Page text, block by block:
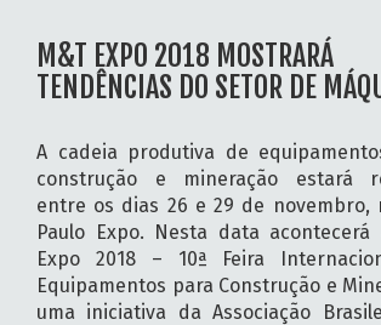
M&T EXPO 2018 MOSTRARÁ
TENDÊNCIAS DO SETOR DE
A cadeia produtiva de
construção e mineração estará
entre os dias 26 e 29 de novembro,
Paulo Expo. Nesta data acontecerá
Expo 2018 – 10ª Feira
Equipamentos para Construção e
uma iniciativa da Associação